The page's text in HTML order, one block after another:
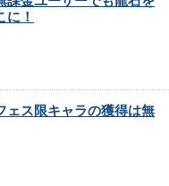
！
ェス限キャラの獲得は無